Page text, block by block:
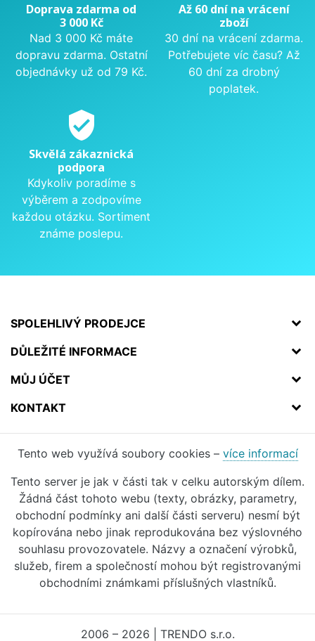
Doprava zdarma od
3 000 Kč
Nad 3 000 Kč máte
dopravu zdarma. Ostatní
objednávky už od 79 Kč.
Až 60 dní na vrácení
zboží
30 dní na vrácení zdarma.
Potřebujete víc času? Až
60 dní za drobný
poplatek.
verified_user
Skvělá zákaznická
podpora
Kdykoliv poradíme s
výběrem a zodpovíme
každou otázku. Sortiment
známe poslepu.
SPOLEHLIVÝ PRODEJCE
DŮLEŽITÉ INFORMACE
MŮJ ÚČET
KONTAKT
Tento web využívá soubory cookies – více informací
Tento server je jak v části tak v celku autorským dílem.
Žádná část tohoto webu (texty, obrázky, parametry,
obchodní podmínky ani další části serveru) nesmí být
kopírována nebo jinak reprodukována bez výslovného
souhlasu provozovatele. Názvy a označení výrobků,
služeb, firem a společností mohou být registrovanými
obchodními známkami příslušných vlastníků.
2006 – 2026 | TRENDO s.r.o.